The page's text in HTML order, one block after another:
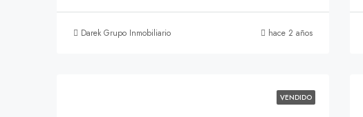
Darek Grupo Inmobiliario hace 2 años
VENDIDO